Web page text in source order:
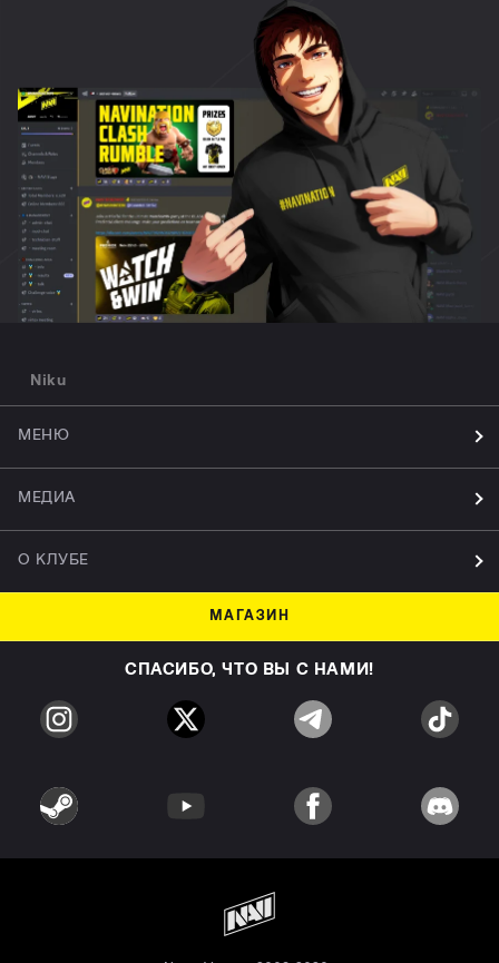
Niku
МЕНЮ
МЕДИА
О КЛУБЕ
МАГАЗИН
СПАСИБО, ЧТО ВЫ С НАМИ!